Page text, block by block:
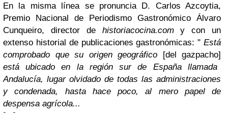
En la misma línea se pronuncia D. Carlos Azcoytia,
Premio Nacional de Periodismo Gastronómico Álvaro
Cunqueiro, director de historiacocina.comy con un
extenso historial de publicaciones gastronómicas: " Está
comprobado que su origen geográfico [del gazpacho]
está ubicado en la región sur de España llamada
Andalucía, lugar olvidado de todas las administraciones
y condenada, hasta hace poco, al mero papel de
despensa agrícola...